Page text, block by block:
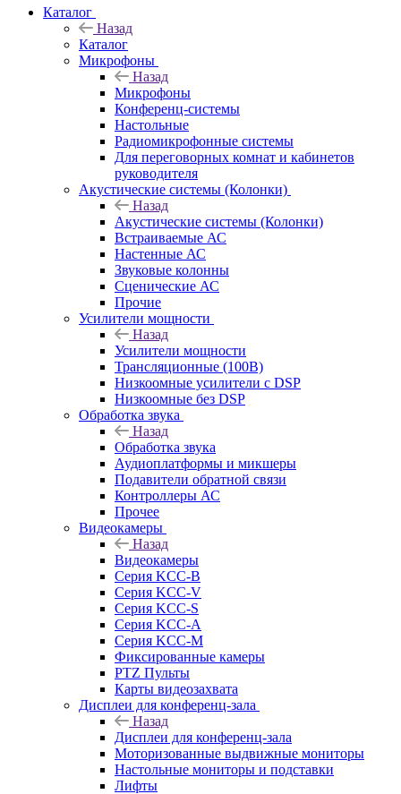
Каталог
Назад
Каталог
Микрофоны
Назад
Микрофоны
Конференц-системы
Настольные
Радиомикрофонные системы
Для переговорных комнат и кабинетов
руководителя
Акустические системы (Колонки)
Назад
Акустические системы (Колонки)
Встраиваемые АС
Настенные АС
Звуковые колонны
Сценические АС
Прочие
Усилители мощности
Назад
Усилители мощности
Трансляционные (100В)
Низкоомные усилители с DSP
Низкоомные без DSP
Обработка звука
Назад
Обработка звука
Аудиоплатформы и микшеры
Подавители обратной связи
Контроллеры АС
Прочее
Видеокамеры
Назад
Видеокамеры
Серия KCC-B
Серия KCC-V
Серия KCC-S
Серия KCC-A
Серия KCC-M
Фиксированные камеры
PTZ Пульты
Карты видеозахвата
Дисплеи для конференц-зала
Назад
Дисплеи для конференц-зала
Моторизованные выдвижные мониторы
Настольные мониторы и подставки
Лифты